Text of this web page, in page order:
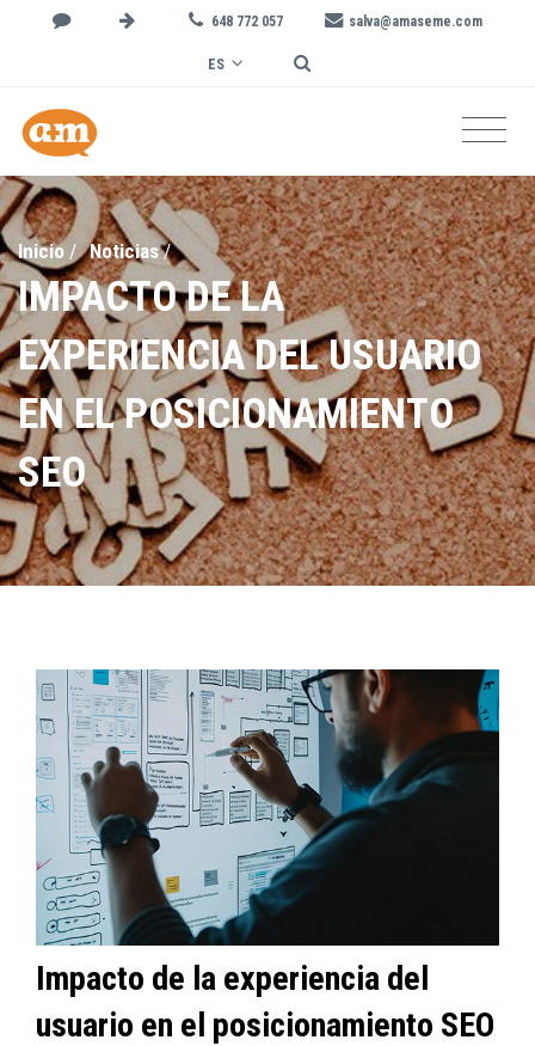
648 772 057 salva@amaseme.com
ES
Inicio / Noticias /
IMPACTO DE LA
EXPERIENCIA DEL USUARIO
EN EL POSICIONAMIENTO
SEO
Impacto de la experiencia del
usuario en el posicionamiento SEO